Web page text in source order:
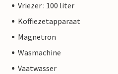
Vriezer : 100 liter
Koffiezetapparaat
Magnetron
Wasmachine
Vaatwasser